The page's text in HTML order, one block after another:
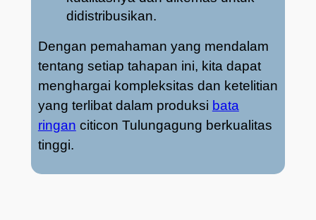
didistribusikan.
Dengan pemahaman yang mendalam
tentang setiap tahapan ini, kita dapat
menghargai kompleksitas dan ketelitian
yang terlibat dalam produksi bata
ringan citicon Tulungagung berkualitas
tinggi.